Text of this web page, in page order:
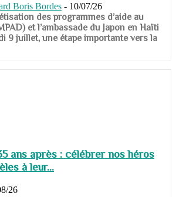
Boris Bordes - 10/07/26
des programmes d’aide au
et l’ambassade du Japon en Haïti
9 juillet, une étape importante vers la
ans après : célébrer nos héros
à leur...
26